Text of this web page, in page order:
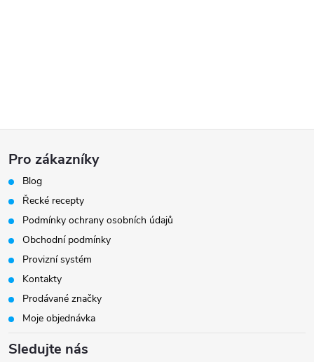
Z
á
p
a
t
Pro zákazníky
Blog
Řecké recepty
Podmínky ochrany osobních údajů
Obchodní podmínky
Provizní systém
Kontakty
Prodávané značky
Moje objednávka
Sledujte nás